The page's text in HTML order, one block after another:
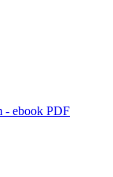
- ebook PDF